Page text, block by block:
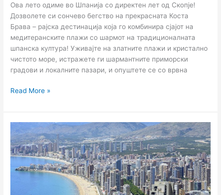
Ова лето одиме во Шпанија со директен лет од Скопје!
Дозволете си сончево бегство на прекрасната Коста
Брава – рајска дестинација која го комбинира сјајот на
медитеранските плажи со шармот на традиционалната
шпанска култура! Уживајте на златните плажи и кристално
чистото море, истражете ги шармантните приморски
градови и локалните пазари, и опуштете се со врвна
Read More »
Бенидорм
Лето
2026